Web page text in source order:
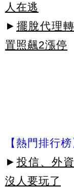
人在逃
► 擺脫代理
置照飆2漲停
【熱門排行榜
► 投信、外
沒人要玩了